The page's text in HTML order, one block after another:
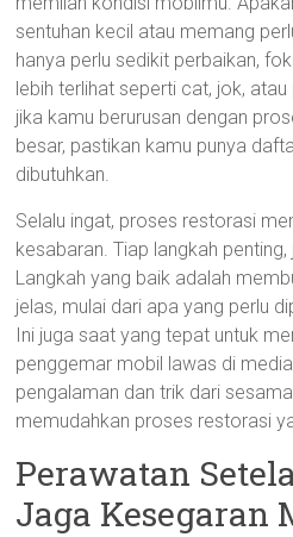
sentuhan kecil atau memang
hanya perlu sedikit perbaikan,
lebih terlihat seperti cat, jok,
jika kamu berurusan dengan
besar, pastikan kamu punya
dibutuhkan.
Selalu ingat, proses restorasi
kesabaran. Tiap langkah
Langkah yang baik adalah
jelas, mulai dari apa yang perlu
Ini juga saat yang tepat untuk
penggemar mobil lawas di
pengalaman dan trik dari
memudahkan proses restorasi
Perawatan
Jaga Kesegaran